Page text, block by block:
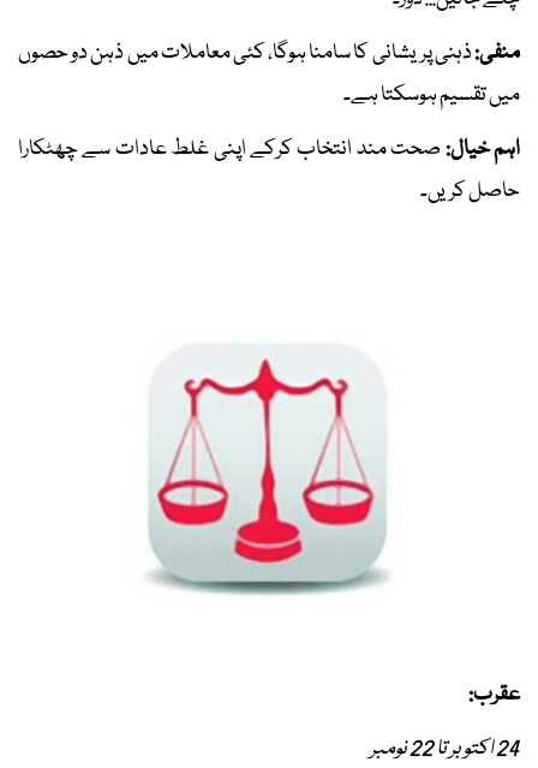
منفی:ذہنی پریشانی کا سامنا ہوگا، کئی معاملات میں ذہن دو حصوں
میں تقسیم ہوسکتا ہے۔
اہم خیال:صحت مند انتخاب کرکے اپنی غلط عادات سے چھٹکارا
حاصل کریں۔
عقرب:
24 اکتوبر تا 22 نومبر